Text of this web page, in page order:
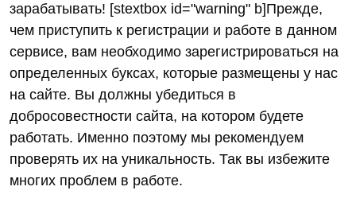
зарабатывать! [stextbox id="warning" b]Прежде,
чем приступить к регистрации и работе в данном
сервисе, вам необходимо зарегистрироваться на
определенных буксах, которые размещены у нас
на сайте. Вы должны убедиться в
добросовестности сайта, на котором будете
работать. Именно поэтому мы рекомендуем
проверять их на уникальность. Так вы избежите
многих проблем в работе.